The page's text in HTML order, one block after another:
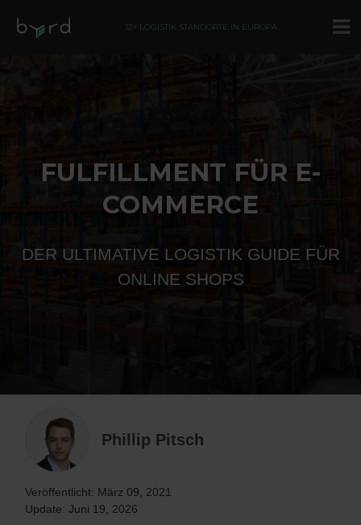
12+ LOGISTIK STANDORTE IN EUROPA
FULFILLMENT FÜR E-
COMMERCE
DER ULTIMATIVE LOGISTIK GUIDE FÜR
ONLINE SHOPS
Phillip Pitsch
Veröffentlicht: März 09, 2021
Update: Juni 19, 2026